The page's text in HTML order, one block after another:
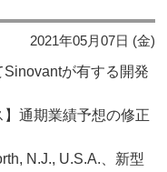
2021年05月07日 (金)
Sinovantが有する開発
】通期業績予想の修正
N.J., U.S.A.、新型